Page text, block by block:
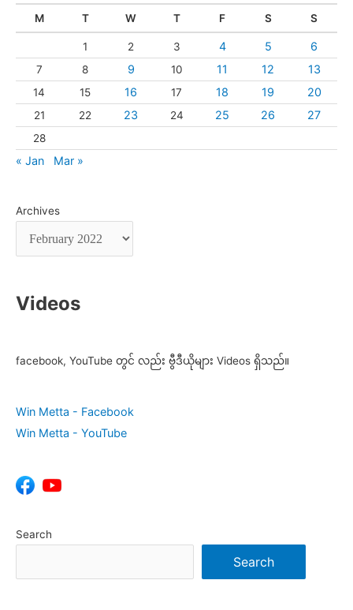
M T W T F S S
1 2 3 4 5 6
7 8 9 10 11 12 13
14 15 16 17 18 19 20
21 22 23 24 25 26 27
28
« Jan Mar »
Archives
Videos
facebook, YouTube တွင် လည်း ဗွီဒီယိုများ Videos ရှိသည်။
Win Metta - Facebook
Win Metta - YouTube
Search
Search